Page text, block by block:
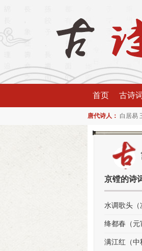
首页 古诗词
唐代诗人： 白居易
京镗的诗
水调歌头（
绛都春（元
满江红（中